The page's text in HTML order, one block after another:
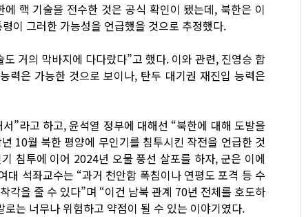
핵 기술을 전수한 것은 공식 확인이 됐는데, 북한은 이
이 그러한 가능성을 언급했을 것으로 추정했다.
거의 막바지에 다다랐다”고 했다. 이와 관련, 진영승 합
력은 가능한 것으로 보이나, 탄두 대기권 재진입 능력은
”라고 하고, 윤석열 정부에 대해선 “북한에 대해 도발을
10월 북한 평양에 무인기를 침투시킨 작전을 언급한 것
침투에 이어 2024년 오물 풍선 살포를 하자, 군은 이에
석좌교수는 “과거 천안함 폭침이나 연평도 포격 등 수
각을 줄 수 있다”며 “이건 남북 관계 70년 전체를 호도하
는 너무나 위험하고 약점이 될 수 있는 이야기였다.